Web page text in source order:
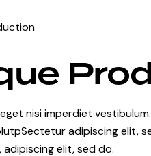
nisi imperdiet
adipiscing elit,
elit, sed do.